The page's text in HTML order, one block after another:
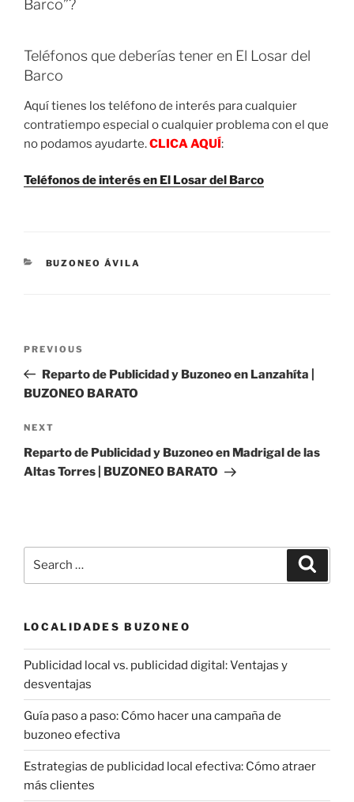
Barco”?
Teléfonos que deberías tener en El Losar del
Barco
Aquí tienes los teléfono de interés para cualquier
contratiempo especial o cualquier problema con el que
no podamos ayudarte.CLICA AQUÍ:
Teléfonos de interés en El Losar del Barco
CATEGORIES
BUZONEO ÁVILA
Previous
Post
PREVIOUS
Reparto de Publicidad y Buzoneo en Lanzahíta |
BUZONEO BARATO
Next
Post
NEXT
Reparto de Publicidad y Buzoneo en Madrigal de las
Altas Torres | BUZONEO BARATO
LOCALIDADES BUZONEO
Publicidad local vs. publicidad digital: Ventajas y
desventajas
Guía paso a paso: Cómo hacer una campaña de
buzoneo efectiva
Estrategias de publicidad local efectiva: Cómo atraer
más clientes